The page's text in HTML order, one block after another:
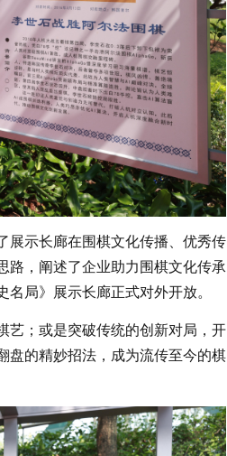
展示长廊在围棋文化传播、优秀传
路，阐述了企业助力围棋文化传承
局》展示长廊正式对外开放。
艺；或是突破传统的创新对局，开
盘的精妙招法，成为流传至今的棋